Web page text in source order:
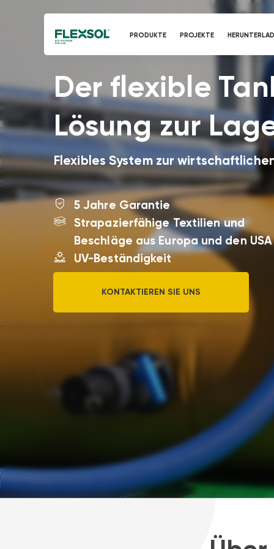
PRODUKTE PROJEKTE
Der flexible
Lösung zur
Flexibles System zur
5 Jahre Garantie
Strapazierfähige Textilien und
Beschläge aus Europa und den USA
UV-Beständigkeit
KONTAKTIEREN SIE UNS